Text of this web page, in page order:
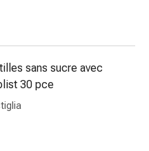
sans sucre avec
30 pce